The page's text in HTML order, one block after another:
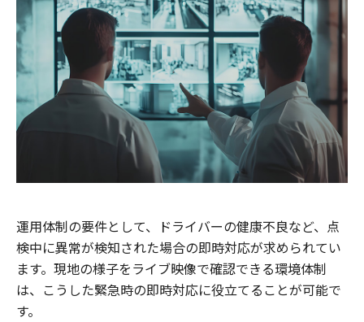
運用体制の要件として、ドライバーの健康不良など、点
検中に異常が検知された場合の即時対応が求められてい
ます。現地の様子をライブ映像で確認できる環境体制
は、こうした緊急時の即時対応に役立てることが可能で
す。